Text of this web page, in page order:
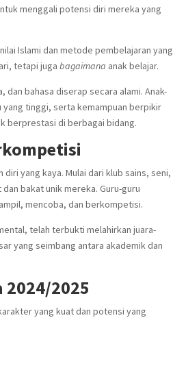
menggali potensi diri mereka yang
Islami dan metode pembelajaran yang
tetapi jugabagaimana anak belajar.
bahasa diserap secara alami. Anak-
yang tinggi, serta kemampuan berpikir
berprestasi di berbagai bidang.
yang kaya. Mulai dari klub sains, seni,
bakat unik mereka. Guru-guru
mencoba, dan berkompetisi.
telah terbukti melahirkan juara-
yang seimbang antara akademik dan
2024/2025
yang kuat dan potensi yang